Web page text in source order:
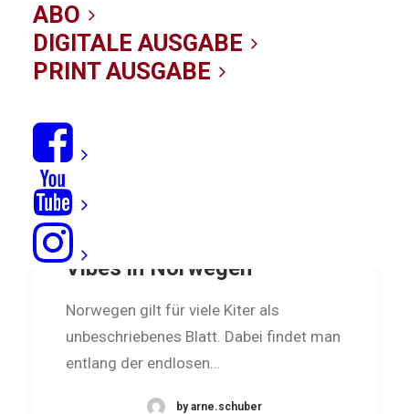
ABO
DIGITALE AUSGABE
PRINT AUSGABE
Kiting Vikings: Summer
Vibes in Norwegen
Norwegen gilt für viele Kiter als
unbeschriebenes Blatt. Dabei findet man
entlang der endlosen…
by arne.schuber